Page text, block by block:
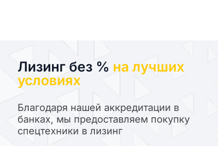
Лизинг без % на лучших
условиях
Благодаря нашей аккредитации в
банках, мы предоставляем покупку
спецтехники в лизинг